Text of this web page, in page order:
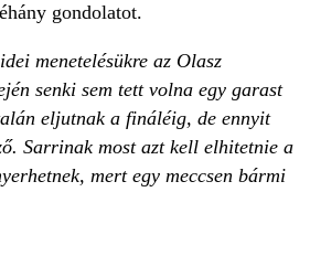
gondolatot.
menetelésükre az Olasz
senki sem tett volna egy garast
eljutnak a fináléig, de ennyit
Sarrinak most azt kell elhitetnie a
mert egy meccsen bármi